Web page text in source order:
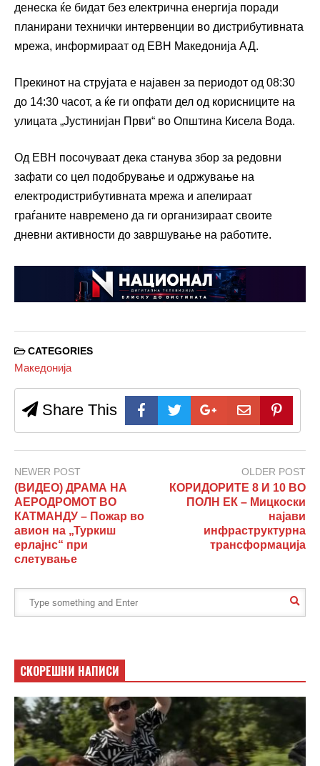
денеска ќе бидат без електрична енергија поради
планирани технички интервенции во дистрибутивната
мрежа, информираат од ЕВН Македонија АД.
Прекинот на струјата е најавен за периодот од 08:30
до 14:30 часот, а ќе ги опфати дел од корисниците на
улицата „Јустинијан Први“ во Општина Кисела Вода.
Од ЕВН посочуваат дека станува збор за редовни
зафати со цел подобрување и одржување на
електродистрибутивната мрежа и апелираат
граѓаните навремено да ги организираат своите
дневни активности до завршување на работите.
CATEGORIES
Македонија
Share This
NEWER POST
(ВИДЕО) ДРАМА НА
АЕРОДРОМОТ ВО
КАТМАНДУ – Пожар во
авион на „Туркиш
ерлајнс“ при
слетување
OLDER POST
КОРИДОРИТЕ 8 И 10 ВО
ПОЛН ЕК – Мицкоски
најави
инфраструктурна
трансформација
СКОРЕШНИ НАПИСИ